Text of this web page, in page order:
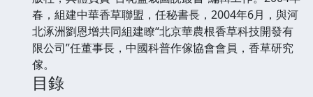
春，組建中華香草聯盟，任秘書長，2004年6月，與河
北涿洲劉恩增共同組建瞭“北京華農根香草科技開發有
限公司”任董事長，中國科普作傢協會會員，香草研究
傢。
目錄